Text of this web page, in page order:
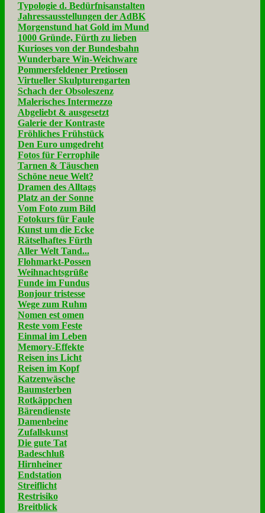
Typologie d. Bedürfnisanstalten
Jahressausstellungen der AdBK
Morgenstund hat Gold im Mund
1000 Gründe, Fürth zu lieben
Kurioses von der Bundesbahn
Wunderbare Win-Weichware
Pommersfeldener Pretiosen
Virtueller Skulpturengarten
Schach der Obsoleszenz
Malerisches Intermezzo
Abgeliebt & ausgesetzt
Galerie der Kontraste
Fröhliches Frühstück
Den Euro umgedreht
Fotos für Ferrophile
Tarnen & Täuschen
Schöne neue Welt?
Dramen des Alltags
Platz an der Sonne
Vom Foto zum Bild
Fotokurs für Faule
Kunst um die Ecke
Rätselhaftes Fürth
Aller Welt Tand...
Flohmarkt-Possen
Weihnachtsgrüße
Funde im Fundus
Bonjour tristesse
Wege zum Ruhm
Nomen est omen
Reste vom Feste
Einmal im Leben
Memory-Effekte
Reisen ins Licht
Reisen im Kopf
Katzenwäsche
Baumsterben
Rotkäppchen
Bärendienste
Damenbeine
Zufallskunst
Die gute Tat
Badeschluß
Hirnheiner
Endstation
Streiflicht
Restrisiko
Breitblick